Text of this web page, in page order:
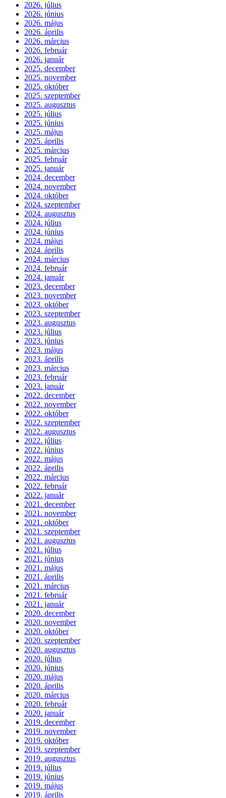
2026. július
2026. június
2026. május
2026. április
2026. március
2026. február
2026. január
2025. december
2025. november
2025. október
2025. szeptember
2025. augusztus
2025. július
2025. június
2025. május
2025. április
2025. március
2025. február
2025. január
2024. december
2024. november
2024. október
2024. szeptember
2024. augusztus
2024. július
2024. június
2024. május
2024. április
2024. március
2024. február
2024. január
2023. december
2023. november
2023. október
2023. szeptember
2023. augusztus
2023. július
2023. június
2023. május
2023. április
2023. március
2023. február
2023. január
2022. december
2022. november
2022. október
2022. szeptember
2022. augusztus
2022. július
2022. június
2022. május
2022. április
2022. március
2022. február
2022. január
2021. december
2021. november
2021. október
2021. szeptember
2021. augusztus
2021. július
2021. június
2021. május
2021. április
2021. március
2021. február
2021. január
2020. december
2020. november
2020. október
2020. szeptember
2020. augusztus
2020. július
2020. június
2020. május
2020. április
2020. március
2020. február
2020. január
2019. december
2019. november
2019. október
2019. szeptember
2019. augusztus
2019. július
2019. június
2019. május
2019. április